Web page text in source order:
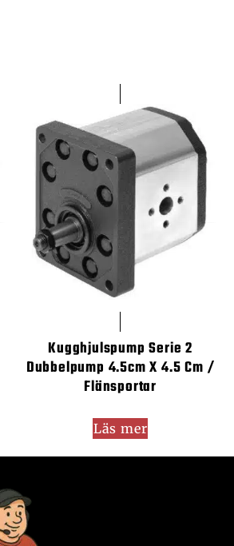
Kugghjulspump Serie 2
Dubbelpump 4.5cm X 4.5 Cm /
Flänsportar
Läs mer